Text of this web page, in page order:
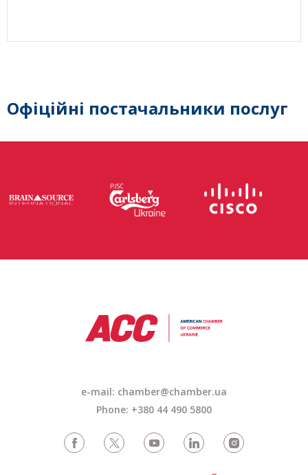
Офіційні постачальники послуг
e-mail: chamber@chamber.ua
Phone: +380 44 490 5800